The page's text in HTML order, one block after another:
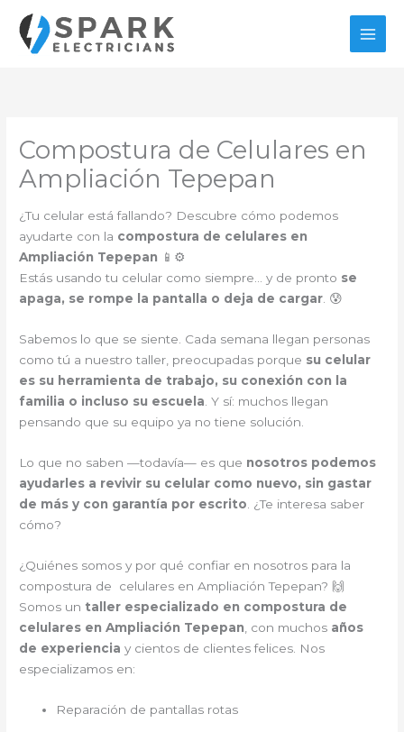
contenido
Compostura de Celulares en
Ampliación Tepepan
¿Tu celular está fallando? Descubre cómo podemos
ayudarte con la compostura de celulares en
Ampliación Tepepan 📱⚙️
Estás usando tu celular como siempre… y de pronto se
apaga, se rompe la pantalla o deja de cargar. 😰
Sabemos lo que se siente. Cada semana llegan personas
como tú a nuestro taller, preocupadas porque su celular
es su herramienta de trabajo, su conexión con la
familia o incluso su escuela . Y sí: muchos llegan
pensando que su equipo ya no tiene solución.
Lo que no saben —todavía— es que nosotros podemos
ayudarles a revivir su celular como nuevo, sin gastar
de más y con garantía por escrito . ¿Te interesa saber
cómo?
¿Quiénes somos y por qué confiar en nosotros para la
compostura de celulares en Ampliación Tepepan? 🙌
Somos un taller especializado en compostura de
celulares en Ampliación Tepepan , con muchos años
de experiencia y cientos de clientes felices. Nos
especializamos en:
Reparación de pantallas rotas